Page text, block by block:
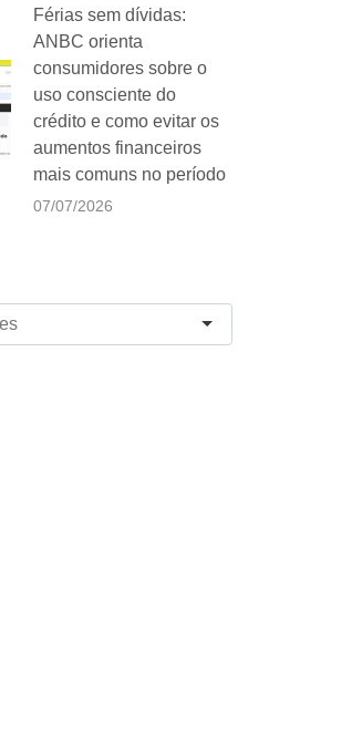
Férias sem dívidas:
ANBC orienta
consumidores sobre o
uso consciente do
crédito e como evitar os
aumentos financeiros
mais comuns no período
07/07/2026